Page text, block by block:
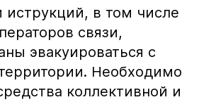
иструкций, в том числе
связи,
эвакуироваться с
Необходимо
коллективной и